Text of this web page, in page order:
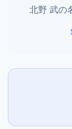
北野 武の